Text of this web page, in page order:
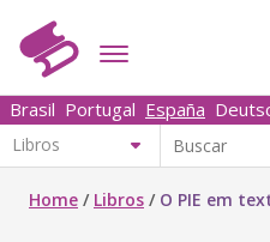
Brasil Portugal España
Home / Libros / O PIE em